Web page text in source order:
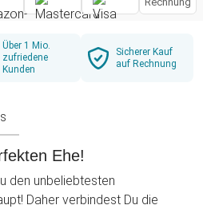
Über 1 Mio.
zufriedene
Kunden
Sicherer Kauf
auf Rechnung
Ehe!
den unbeliebtesten
Daher verbindest Du die